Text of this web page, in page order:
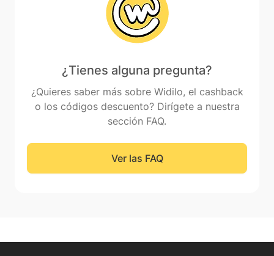
¿Tienes alguna pregunta?
¿Quieres saber más sobre Widilo, el cashback
o los códigos descuento? Dirígete a nuestra
sección FAQ.
Ver las FAQ